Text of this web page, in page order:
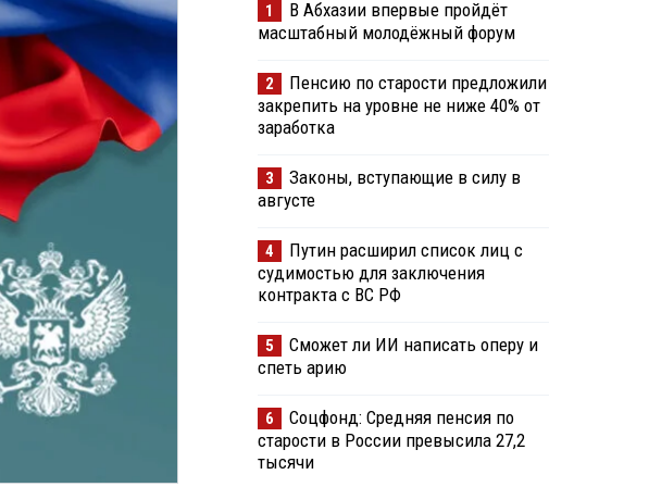
1
В Абхазии впервые пройдёт
масштабный молодёжный форум
2
Пенсию по старости предложили
закрепить на уровне не ниже 40% от
заработка
3
Законы, вступающие в силу в
августе
4
Путин расширил список лиц с
судимостью для заключения
контракта с ВС РФ
5
Сможет ли ИИ написать оперу и
спеть арию
6
Соцфонд: Средняя пенсия по
старости в России превысила 27,2
тысячи